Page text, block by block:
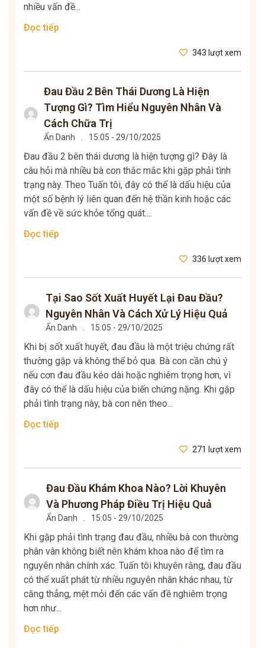
nhiều vấn đề...
Đọc tiếp
343 lượt xem
Đau Đầu 2 Bên Thái Dương Là Hiện
Tượng Gì? Tìm Hiểu Nguyên Nhân Và
Cách Chữa Trị
Ẩn Danh 15:05 - 29/10/2025
Đau đầu 2 bên thái dương là hiện tượng gì? Đây là
câu hỏi mà nhiều bà con thắc mắc khi gặp phải tình
trạng này. Theo Tuấn tôi, đây có thể là dấu hiệu của
một số bệnh lý liên quan đến hệ thần kinh hoặc các
vấn đề về sức khỏe tổng quát....
Đọc tiếp
336 lượt xem
Tại Sao Sốt Xuất Huyết Lại Đau Đầu?
Nguyên Nhân Và Cách Xử Lý Hiệu Quả
Ẩn Danh 15:05 - 29/10/2025
Khi bị sốt xuất huyết, đau đầu là một triệu chứng rất
thường gặp và không thể bỏ qua. Bà con cần chú ý
nếu cơn đau đầu kéo dài hoặc nghiêm trọng hơn, vì
đây có thể là dấu hiệu của biến chứng nặng. Khi gặp
phải tình trạng này, bà con nên theo...
Đọc tiếp
271 lượt xem
Đau Đầu Khám Khoa Nào? Lời Khuyên
Và Phương Pháp Điều Trị Hiệu Quả
Ẩn Danh 15:05 - 29/10/2025
Khi gặp phải tình trạng đau đầu, nhiều bà con thường
phân vân không biết nên khám khoa nào để tìm ra
nguyên nhân chính xác. Tuấn tôi khuyên rằng, đau đầu
có thể xuất phát từ nhiều nguyên nhân khác nhau, từ
căng thẳng, mệt mỏi đến các vấn đề nghiêm trọng
hơn như...
Đọc tiếp